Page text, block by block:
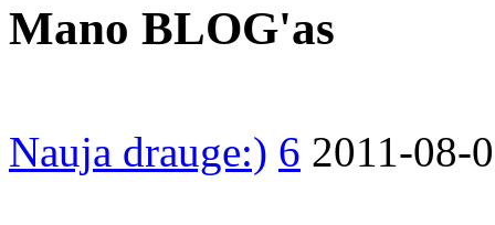
Mano BLOG'as
Nauja drauge:) 6 2011-08-